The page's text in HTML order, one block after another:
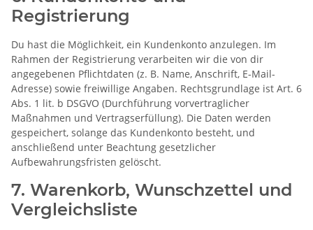
Registrierung
Du hast die Möglichkeit, ein Kundenkonto anzulegen. Im
Rahmen der Registrierung verarbeiten wir die von dir
angegebenen Pflichtdaten (z. B. Name, Anschrift, E-Mail-
Adresse) sowie freiwillige Angaben. Rechtsgrundlage ist Art. 6
Abs. 1 lit. b DSGVO (Durchführung vorvertraglicher
Maßnahmen und Vertragserfüllung). Die Daten werden
gespeichert, solange das Kundenkonto besteht, und
anschließend unter Beachtung gesetzlicher
Aufbewahrungsfristen gelöscht.
7. Warenkorb, Wunschzettel und
Vergleichsliste